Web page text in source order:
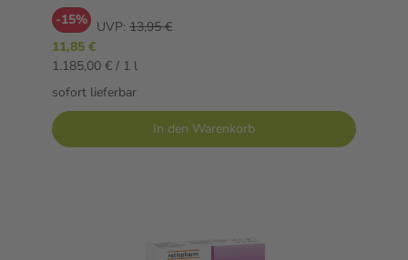
-15% UVP: 13,95 €
11,85 €
1.185,00 € / 1 l
sofort lieferbar
In den Warenkorb